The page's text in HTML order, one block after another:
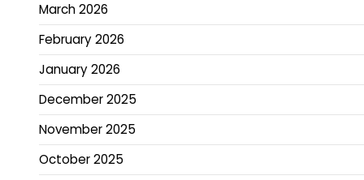
March 2026
February 2026
January 2026
December 2025
November 2025
October 2025